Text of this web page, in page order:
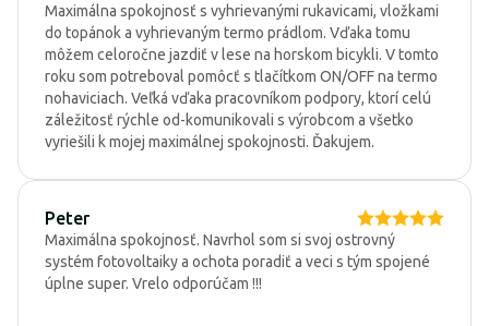
Maximálna spokojnosť s vyhrievanými rukavicami, vložkami
do topánok a vyhrievaným termo prádlom. Vďaka tomu
môžem celoročne jazdiť v lese na horskom bicykli. V tomto
roku som potreboval pomôcť s tlačítkom ON/OFF na termo
nohaviciach. Veľká vďaka pracovníkom podpory, ktorí celú
záležitosť rýchle od-komunikovali s výrobcom a všetko
vyriešili k mojej maximálnej spokojnosti. Ďakujem.
Peter
Maximálna spokojnosť. Navrhol som si svoj ostrovný
systém fotovoltaiky a ochota poradiť a veci s tým spojené
úplne super. Vrelo odporúčam !!!